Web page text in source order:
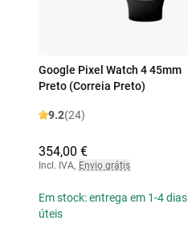
Google Pixel Watch 4 45mm
Preto (Correia Preto)
9.2(24)
354,00 €
Incl. IVA, Envio grátis
Em stock: entrega em 1-4 dias
úteis